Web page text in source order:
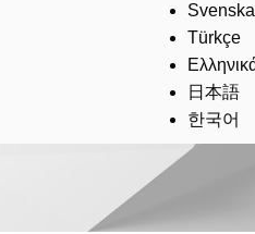
Svenska
Türkçe
日本語
한국어